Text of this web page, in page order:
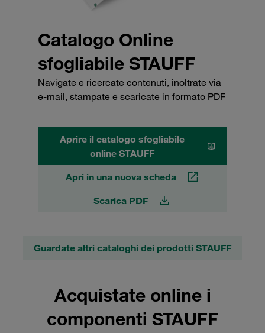
Catalogo Online
sfogliabile STAUFF
Navigate e ricercate contenuti, inoltrate via
e-mail, stampate e scaricate in formato PDF
Aprire il catalogo sfogliabile
online STAUFF
Apri in una nuova scheda
Scarica PDF
Guardate altri cataloghi dei prodotti STAUFF
Acquistate online i
componenti STAUFF